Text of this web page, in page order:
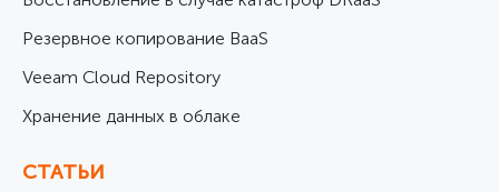
Резервное копирование BaaS
Veeam Cloud Repository
Хранение данных в облаке
СТАТЬИ